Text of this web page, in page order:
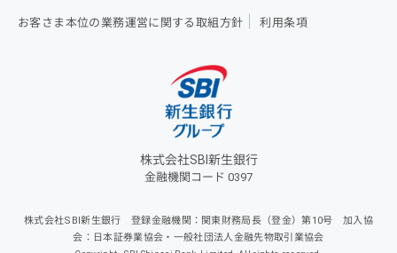
お客さま本位の業務運営に関する取組方針 利用条項
株式会社SBI新生銀行
金融機関コード 0397
株式会社SBI新生銀行 登録金融機関：関東財務局長（登金）第10号 加入協
会：日本証券業協会・一般社団法人金融先物取引業協会